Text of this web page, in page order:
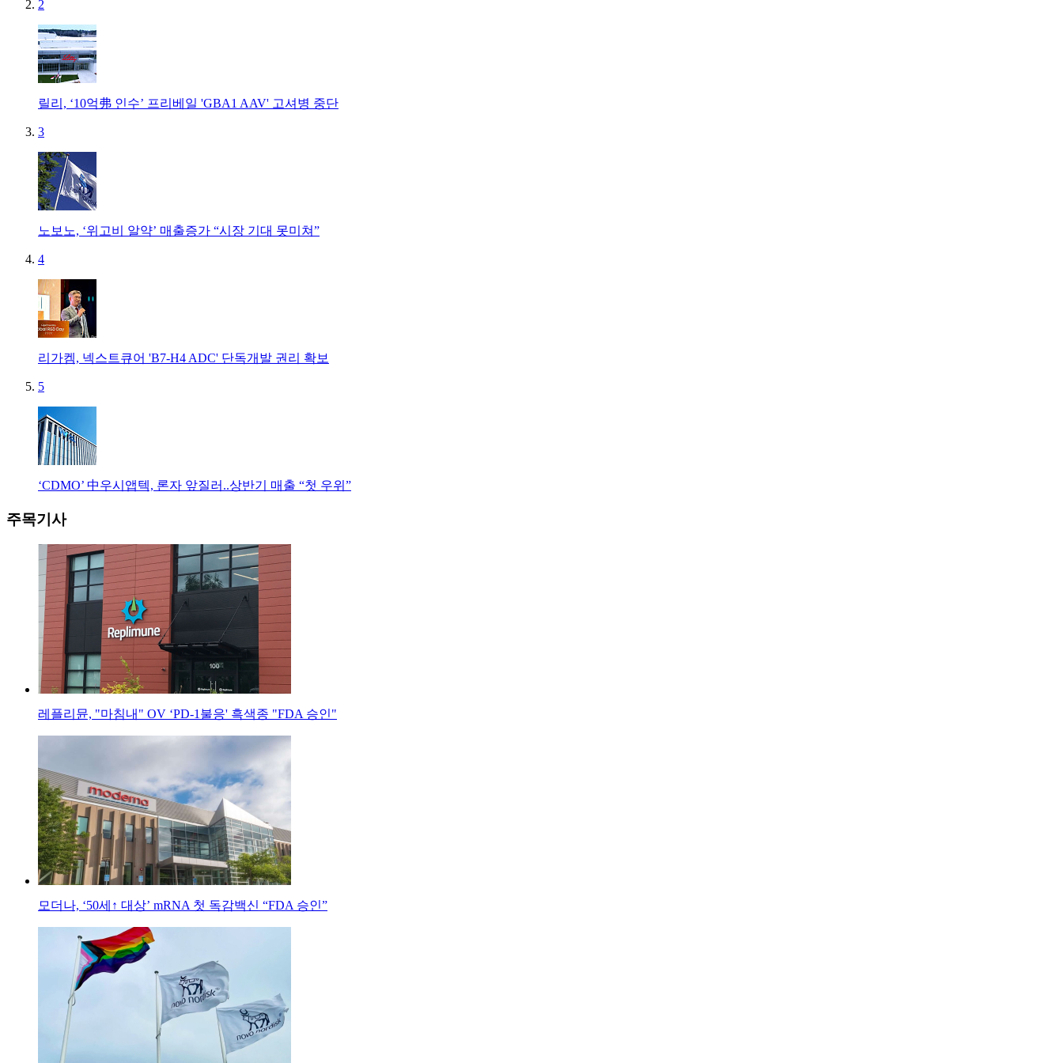
2
릴리, ‘10억弗 인수’ 프리베일 'GBA1 AAV' 고셔병 중단
3
노보노, ‘위고비 알약’ 매출증가 “시장 기대 못미쳐”
4
리가켐, 넥스트큐어 'B7-H4 ADC' 단독개발 권리 확보
5
‘CDMO’ 中우시앱텍, 론자 앞질러..상반기 매출 “첫 우위”
주목기사
레플리뮨, "마침내" OV ‘PD-1불응' 흑색종 "FDA 승인"
모더나, ‘50세↑ 대상’ mRNA 첫 독감백신 “FDA 승인”